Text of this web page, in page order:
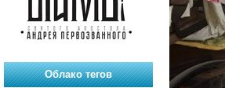
Облако тегов